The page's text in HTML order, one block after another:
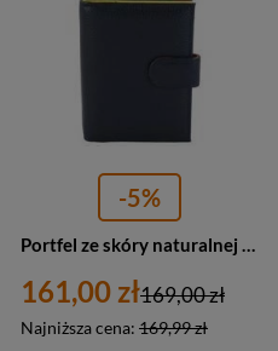
-5%
161,00 zł
Najniższa cena: 169,99 zł
169,00 zł